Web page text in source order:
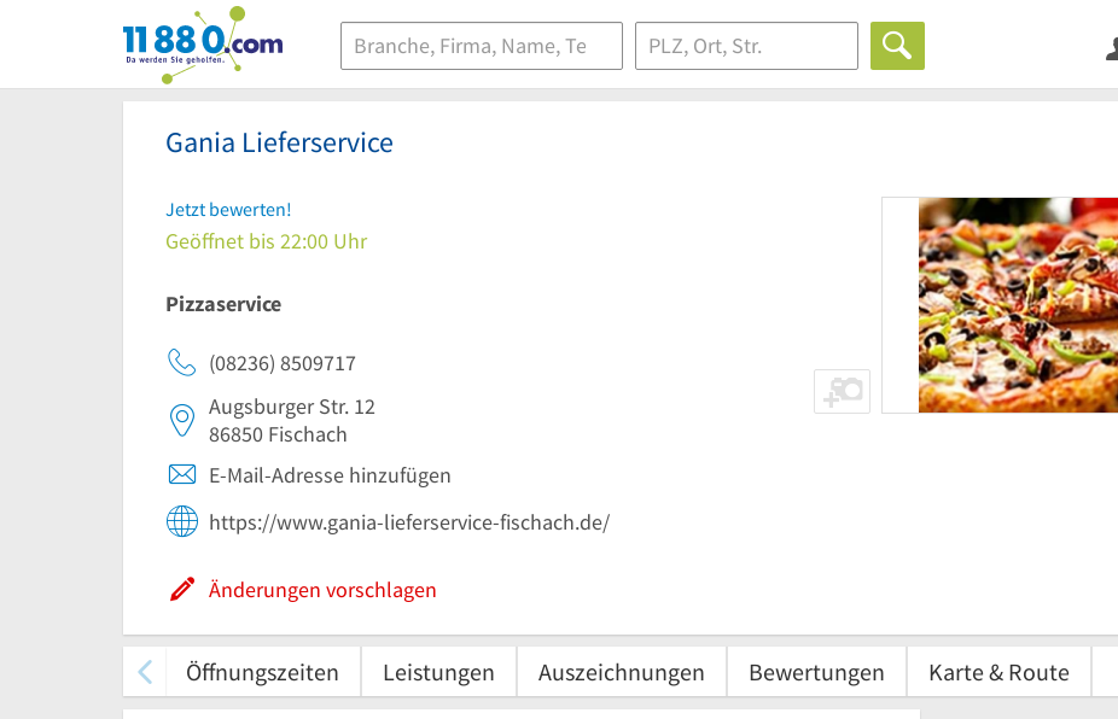
11880.com
Gania Lieferservice
Jetzt bewerten!
Geöffnet bis 22:00 Uhr
Pizzaservice
(08236) 8509717
Augsburger Str. 12
86850 Fischach
E-Mail-Adresse hinzufügen
https://www.gania-lieferservice-fischach.de/
Änderungen vorschlagen
Öffnungszeiten Leistungen Auszeichnungen Bewertungen Karte & Route